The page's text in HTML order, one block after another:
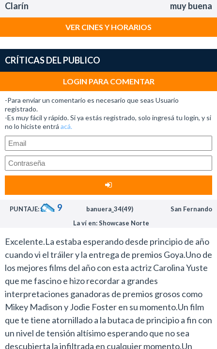
Clarín muy buena
VER CINES Y HORARIOS
CRÍTICAS DEL PUBLICO
LOGIN PARA COMENTAR
-Para enviar un comentario es necesario que seas Usuario
registrado.
-Es muy fácil y rápido. Si ya estás registrado, solo ingresá tu login, y si
no lo hiciste entrá acá.
PUNTAJE: 9 banuera_34(49)
San Fernando
La ví en: Showcase Norte
Excelente.La estaba esperando desde principio de año
cuando vi el tráiler y la entrega de premios Goya.Uno de
los mejores films del año con esta actriz Carolina Yuste
que me fascino e hizo recordar a grandes
interpretaciones ganadoras de premios grosos como
Mikey Madison y Jodie Foster en su momento.Un film
que te tiene atornillado a la butaca de principio a fin con
un nivel de tensión altísimo esperando que no sea
descubierta la infiltrada en cualquier momento.Un